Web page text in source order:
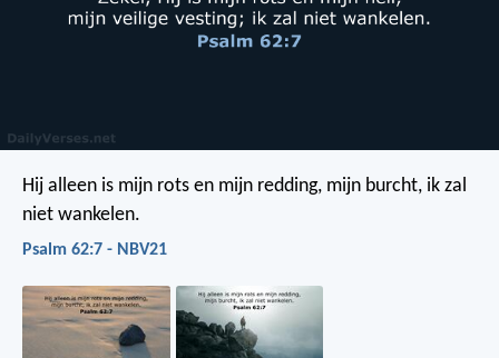
Hij alleen is mijn rots en mijn redding, mijn burcht, ik zal
niet wankelen.
Psalm 62:7 - NBV21